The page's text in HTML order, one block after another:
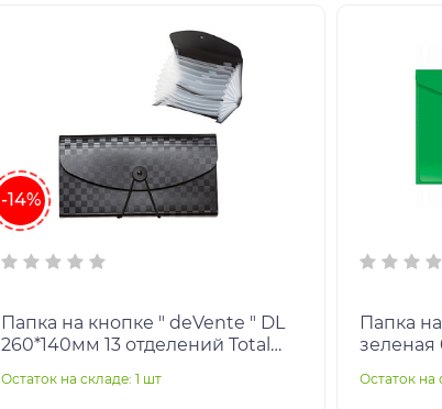
-14%
Папка на кнопке " deVente " DL
260*140мм 13 отделений Total
внутренние
Остаток на складе: 1 шт
Папка
зеленая
Остаток на